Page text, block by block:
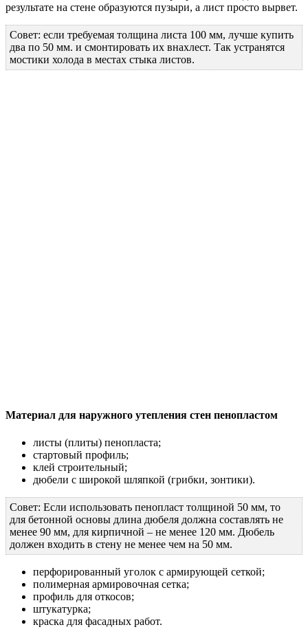
результате на стене образуются пузыри, а лист просто вырвет.
Совет: если требуемая толщина листа 100 мм, лучше купить
два по 50 мм. и смонтировать их внахлест. Так устранятся
мостики холода в местах стыка листов.
Материал для наружного утепления стен пенопластом
листы (плиты) пенопласта;
стартовый профиль;
клей строительный;
дюбели с широкой шляпкой (грибки, зонтики).
Совет: Если использовать пенопласт толщиной 50 мм, то
для бетонной основы длина дюбеля должна составлять не
менее 90 мм, для кирпичной – не менее 120 мм. Дюбель
должен входить в стену не менее чем на 50 мм.
перфорированный уголок с армирующей сеткой;
полимерная армировочная сетка;
профиль для откосов;
штукатурка;
краска для фасадных работ.